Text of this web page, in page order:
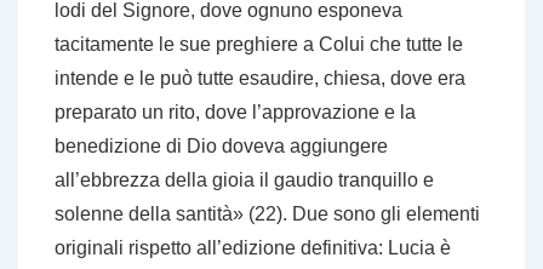
lodi del Signore, dove ognuno esponeva
tacitamente le sue preghiere a Colui che tutte le
intende e le può tutte esaudire, chiesa, dove era
preparato un rito, dove l’approvazione e la
benedizione di Dio doveva aggiungere
all’ebbrezza della gioia il gaudio tranquillo e
solenne della santità» (22). Due sono gli elementi
originali rispetto all’edizione definitiva: Lucia è